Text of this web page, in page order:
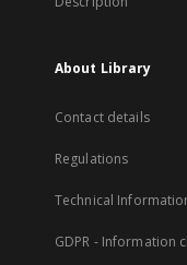
About Library
Contact details
Regulations
Technical
GDPR - Information